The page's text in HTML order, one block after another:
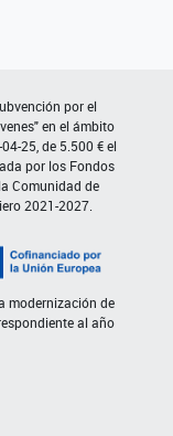
por el
en el ámbito
25, de 5.500 € el
por los Fondos
Comunidad de
2021-2027.
modernización de
al año